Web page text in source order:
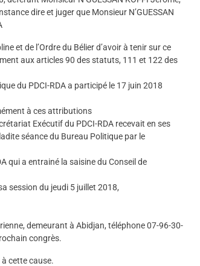
dire et juger que Monsieur N’GUESSAN
et de l’Ordre du Bélier d’avoir à tenir sur ce
aux articles 90 des statuts, 111 et 122 des
du PDCI-RDA a participé le 17 juin 2018
à ces attributions
Exécutif du PDCI-RDA recevait en ses
séance du Bureau Politique par le
qui a entrainé la saisine du Conseil de
session du jeudi 5 juillet 2018,
demeurant à Abidjan, téléphone 07-96-30-
congrès.
cette cause.